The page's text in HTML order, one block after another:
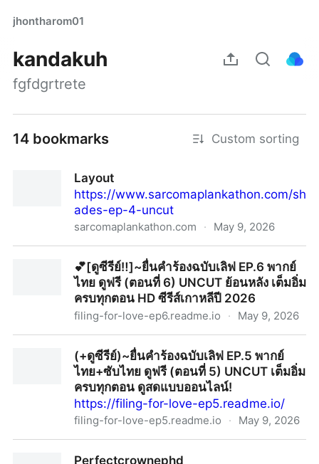
jhontharom01
kandakuh
fgfdgrtrete
14 bookmarks Custom sorting
Layout
https://www.sarcomaplankathon.com/sh
ades-ep-4-uncut
sarcomaplankathon.com · May 9, 2026
💕[ดูซีรีย์‼️]~ยื่นคำร้องฉบับเลิฟ EP.6 พากย์
ไทย ดูฟรี (ตอนที่ 6) UNCUT ย้อนหลัง เต็มอิ่ม
ครบทุกตอน HD ซีรีส์เกาหลีปี 2026
filing-for-love-ep6.readme.io · May 9, 2026
ที่ 6) UNCUT ย้อนหลัง เต็มอิ่มครบทุกตอน HD ซีรีส์เกาหลีปี
(+ดูซีรีย์)~ยื่นคำร้องฉบับเลิฟ EP.5 พากย์
ไทย+ซับไทย ดูฟรี (ตอนที่ 5) UNCUT เต็มอิ่ม
ครบทุกตอน ดูสดแบบออนไลน์!
https://filing-for-love-ep5.readme.io/
filing-for-love-ep5.readme.io · May 9, 2026
Perfectcrownephd